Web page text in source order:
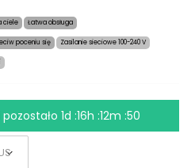
ciele Łatwa obsługa
poceniu się Zasilanie sieciowe 100-240 V
1d :16h :12m :49